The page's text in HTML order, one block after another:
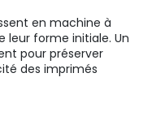
en machine à
leur forme initiale. Un
pour préserver
des imprimés